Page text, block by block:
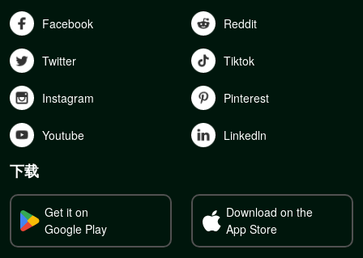
Facebook Reddit
Twitter Tiktok
Instagram Pinterest
Youtube Linkedln
下载
Get it on
Google Play
Download on the
App Store